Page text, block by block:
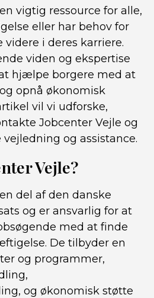
vigtig ressource for alle,
eller har behov for
i deres karriere.
viden og ekspertise
hjælpe borgere med at
opnå økonomisk
vil vi udforske,
Jobcenter Vejle og
og assistance.
Vejle?
del af den danske
og er ansvarlig for at
med at finde
De tilbyder en
og programmer,
og økonomisk støtte